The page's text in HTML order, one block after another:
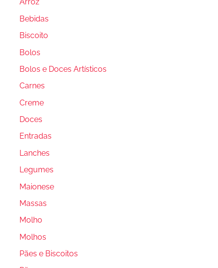
Arroz
Bebidas
Biscoito
Bolos
Bolos e Doces Artísticos
Carnes
Creme
Doces
Entradas
Lanches
Legumes
Maionese
Massas
Molho
Molhos
Pães e Biscoitos